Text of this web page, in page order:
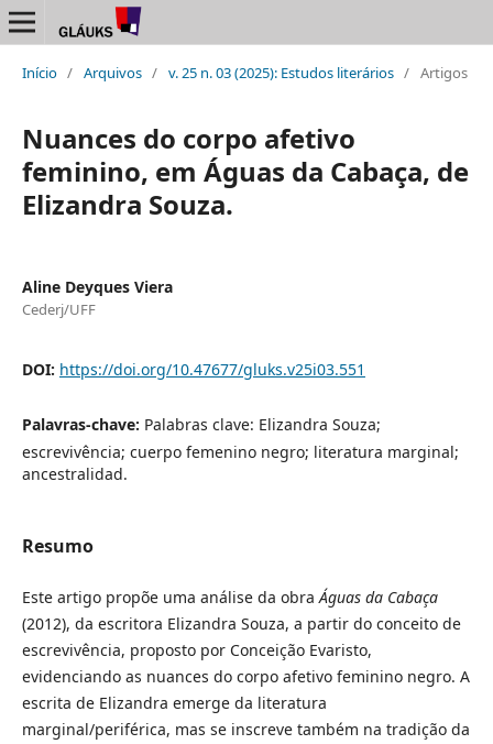
Início / Arquivos / v. 25 n. 03 (2025): Estudos literários / Artigos
Nuances do corpo afetivo
feminino, em Águas da Cabaça, de
Elizandra Souza.
Aline Deyques Viera
Cederj/UFF
DOI: https://doi.org/10.47677/gluks.v25i03.551
Palavras-chave: Palabras clave: Elizandra Souza;
escrevivência; cuerpo femenino negro; literatura marginal;
ancestralidad.
Resumo
Este artigo propõe uma análise da obraÁguas da Cabaça
(2012), da escritora Elizandra Souza, a partir do conceito de
escrevivência, proposto por Conceição Evaristo,
evidenciando as nuances do corpo afetivo feminino negro. A
escrita de Elizandra emerge da literatura
marginal/periférica, mas se inscreve também na tradição da